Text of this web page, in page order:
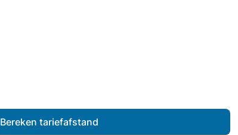
Bereken tariefafstand